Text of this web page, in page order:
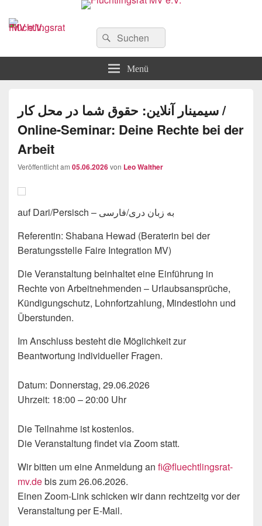
Flüchtlingsrat MV e.V.
Schwerin
Suchen
nach:
Suchen
Menü
سیمینار آنلاین: حقوق شما در محل کار /
Online-Seminar: Deine Rechte bei der
Arbeit
Veröffentlicht am 05.06.2026von Leo Walther
auf Dari/Persisch – به زبان دری/فارسی
Referentin: Shabana Hewad (Beraterin bei der
Beratungsstelle Faire Integration MV)
Die Veranstaltung beinhaltet eine Einführung in
Rechte von Arbeitnehmenden – Urlaubsansprüche,
Kündigungschutz, Lohnfortzahlung, Mindestlohn und
Überstunden.
Im Anschluss besteht die Möglichkeit zur
Beantwortung individueller Fragen.
Datum: Donnerstag, 29.06.2026
Uhrzeit: 18:00 – 20:00 Uhr
Die Teilnahme ist kostenlos.
Die Veranstaltung findet via Zoom statt.
Wir bitten um eine Anmeldung an fi@fluechtlingsrat-
mv.debis zum 26.06.2026.
Einen Zoom-Link schicken wir dann rechtzeitg vor der
Veranstaltung per E-Mail.